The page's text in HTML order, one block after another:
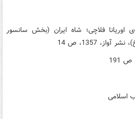
اوریانا فلاچی؛ شاه ایران (بخش سانسور
1357، ص 14
اسلامی